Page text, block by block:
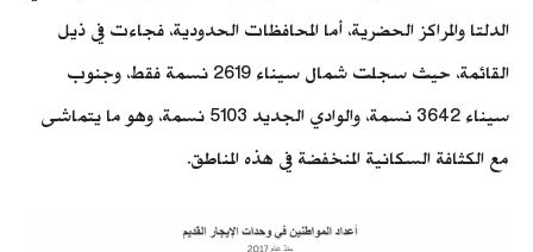
الدلتا والمراكز الحضرية، أما المحافظات الحدودية، فجاءت في ذيل
القائمة، حيث سجلت شمال سيناء 2619 نسمة فقط، وجنوب
سيناء 3642 نسمة، والوادي الجديد 5103 نسمة، وهو ما يتماشى
مع الكثافة السكانية المنخفضة في هذه المناطق.